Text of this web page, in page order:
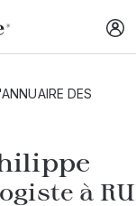
DES
à